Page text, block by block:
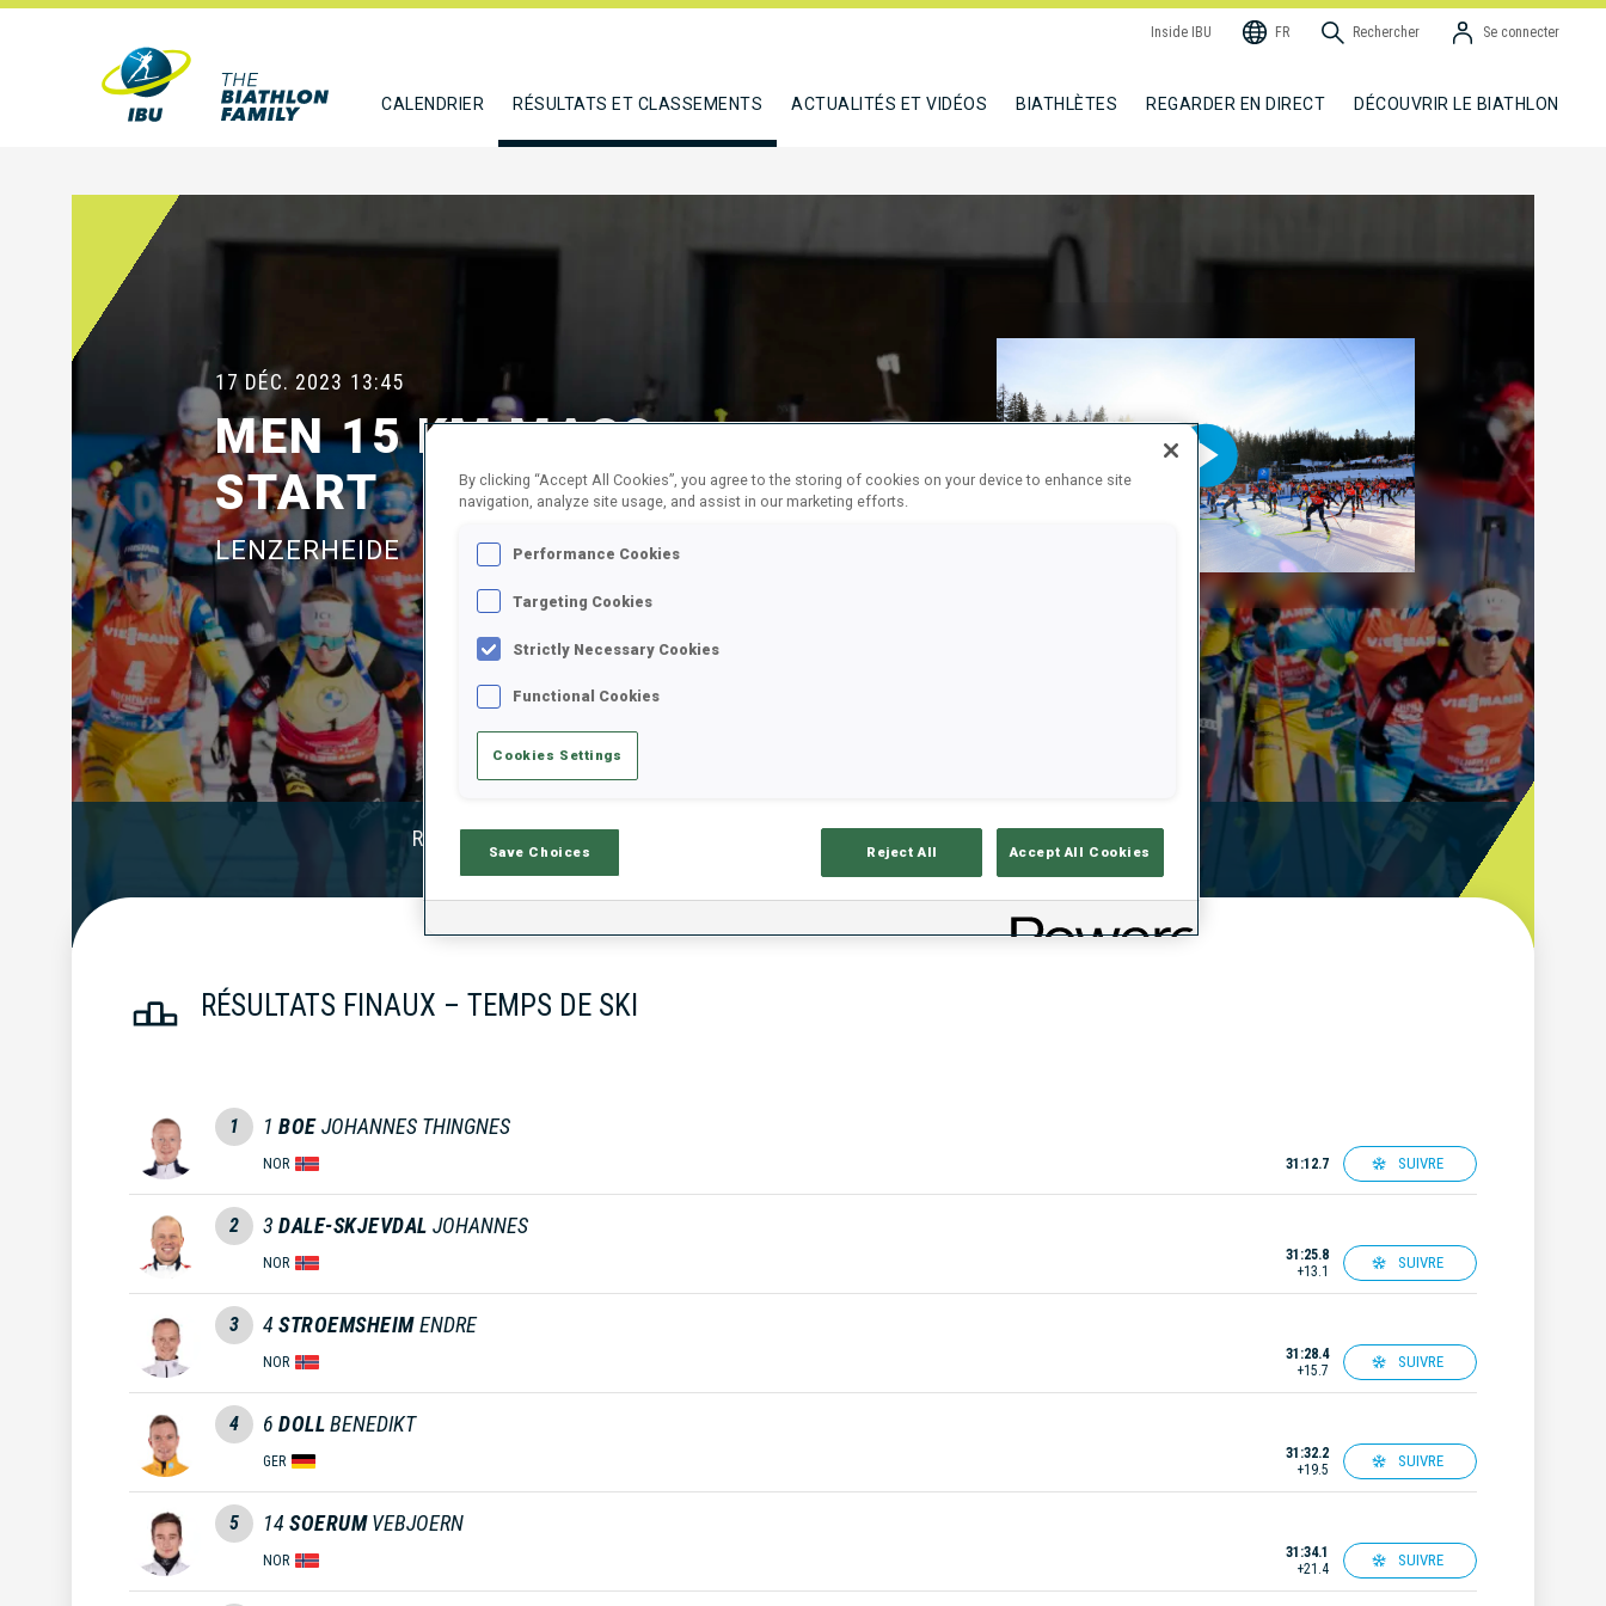
Inside IBU FR Rechercher Se connecter
CALENDRIER RÉSULTATS ET CLASSEMENTS ACTUALITÉS ET VIDÉOS BIATHLÈTES REGARDER EN DIRECT DÉCOUVRIR LE BIATHLON
17 DÉC. 2023 13:45
MEN 15 KM MASS
START
LENZERHEIDE
Play
Video
Résultats Officiels
RÉSULTATS FINAUX – TEMPS DE SKI
1 1 BOE JOHANNES THINGNES
NOR 31:12.7 SUIVRE
2 3 DALE-SKJEVDAL JOHANNES
NOR
31:25.8
+13.1
SUIVRE
3 4 STROEMSHEIM ENDRE
NOR
31:28.4
+15.7
SUIVRE
4 6 DOLLBENEDIKT
GER
31:32.2
+19.5
SUIVRE
5 14 SOERUM VEBJOERN
NOR
31:34.1
+21.4
SUIVRE
By clicking “Accept All Cookies”, you agree to the storing of cookies on your device to enhance site
navigation, analyze site usage, and assist in our marketing efforts.
Performance Cookies
Targeting Cookies
Strictly Necessary Cookies
Functional Cookies
Cookies Settings
Save Choices Reject All Accept All Cookies